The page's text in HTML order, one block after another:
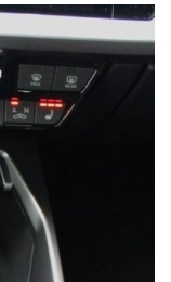
di deviazione
Apple CarPlay
Sistema di
Bluetooth
per
Controllo
dei pneumatici
Luci di
di riparazione
di bordo Fari
adattivo della
Specchietto
Sedili riscaldati